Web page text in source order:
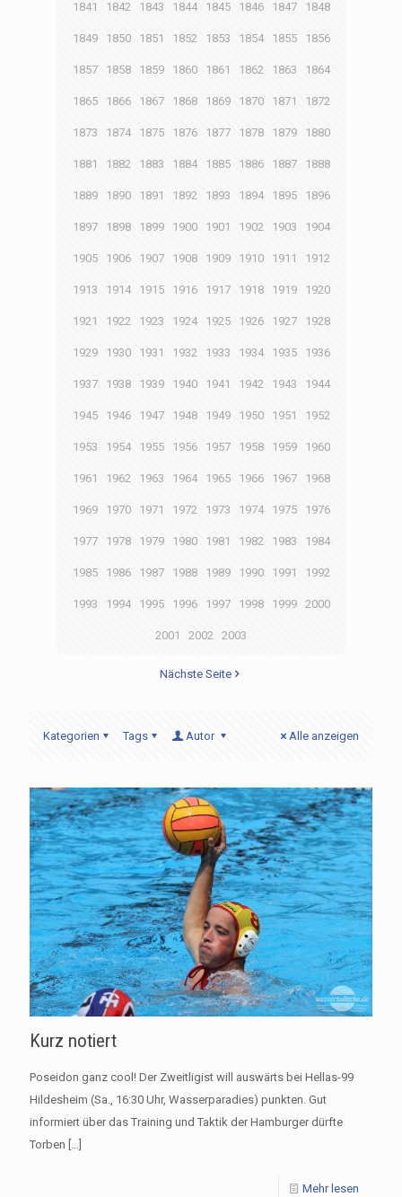
1841 1842 1843 1844 1845 1846 1847 1848
1849 1850 1851 1852 1853 1854 1855 1856
1857 1858 1859 1860 1861 1862 1863 1864
1865 1866 1867 1868 1869 1870 1871 1872
1873 1874 1875 1876 1877 1878 1879 1880
1881 1882 1883 1884 1885 1886 1887 1888
1889 1890 1891 1892 1893 1894 1895 1896
1897 1898 1899 1900 1901 1902 1903 1904
1905 1906 1907 1908 1909 1910 1911 1912
1913 1914 1915 1916 1917 1918 1919 1920
1921 1922 1923 1924 1925 1926 1927 1928
1929 1930 1931 1932 1933 1934 1935 1936
1937 1938 1939 1940 1941 1942 1943 1944
1945 1946 1947 1948 1949 1950 1951 1952
1953 1954 1955 1956 1957 1958 1959 1960
1961 1962 1963 1964 1965 1966 1967 1968
1969 1970 1971 1972 1973 1974 1975 1976
1977 1978 1979 1980 1981 1982 1983 1984
1985 1986 1987 1988 1989 1990 1991 1992
1993 1994 1995 1996 1997 1998 1999 2000
2001 2002 2003
Nächste Seite
Kategorien Tags Autor Alle anzeigen
Kurz notiert
Poseidon ganz cool! Der Zweitligist will auswärts bei Hellas-99
Hildesheim (Sa., 16:30 Uhr, Wasserparadies) punkten. Gut
informiert über das Training und Taktik der Hamburger dürfte
Torben
Mehr lesen